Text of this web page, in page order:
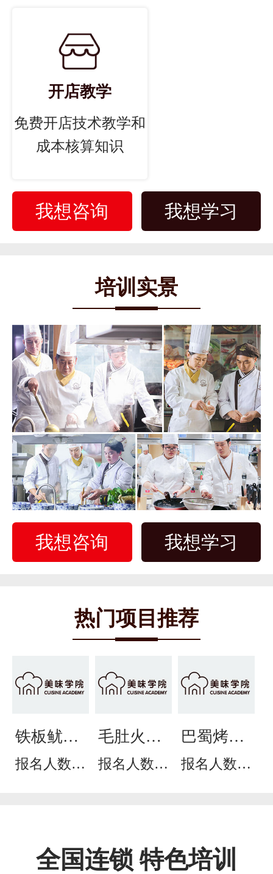
开店教学
免费开店技术教学和
成本核算知识
我想咨询 我想学习
培训实景
我想咨询 我想学习
热门项目推荐
铁板鱿鱼
培训
报名人数：
毛肚火锅
培训
报名人数：
巴蜀烤鱼
培训
报名人数：
全国连锁 特色培训